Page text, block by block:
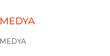
MEDYA
MEDYA